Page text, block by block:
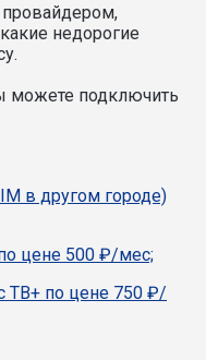
провайдером,
недорогие
можете подключить
в другом городе)
цене 500 ₽/мес;
ТВ+ по цене 750 ₽/